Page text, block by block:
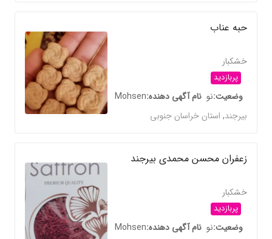
حبه عناب
خشکبار
پربازدید
وضعیتنو نام آگهی دهندهMohsen
بیرجند,استان خراسان جنوبی
زعفران محسن محمدی بیرجند
خشکبار
پربازدید
وضعیتنو نام آگهی دهندهMohsen